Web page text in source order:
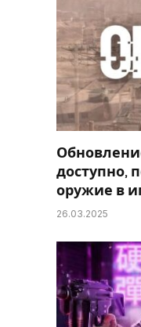
доступно,
оружие в
26.03.2025